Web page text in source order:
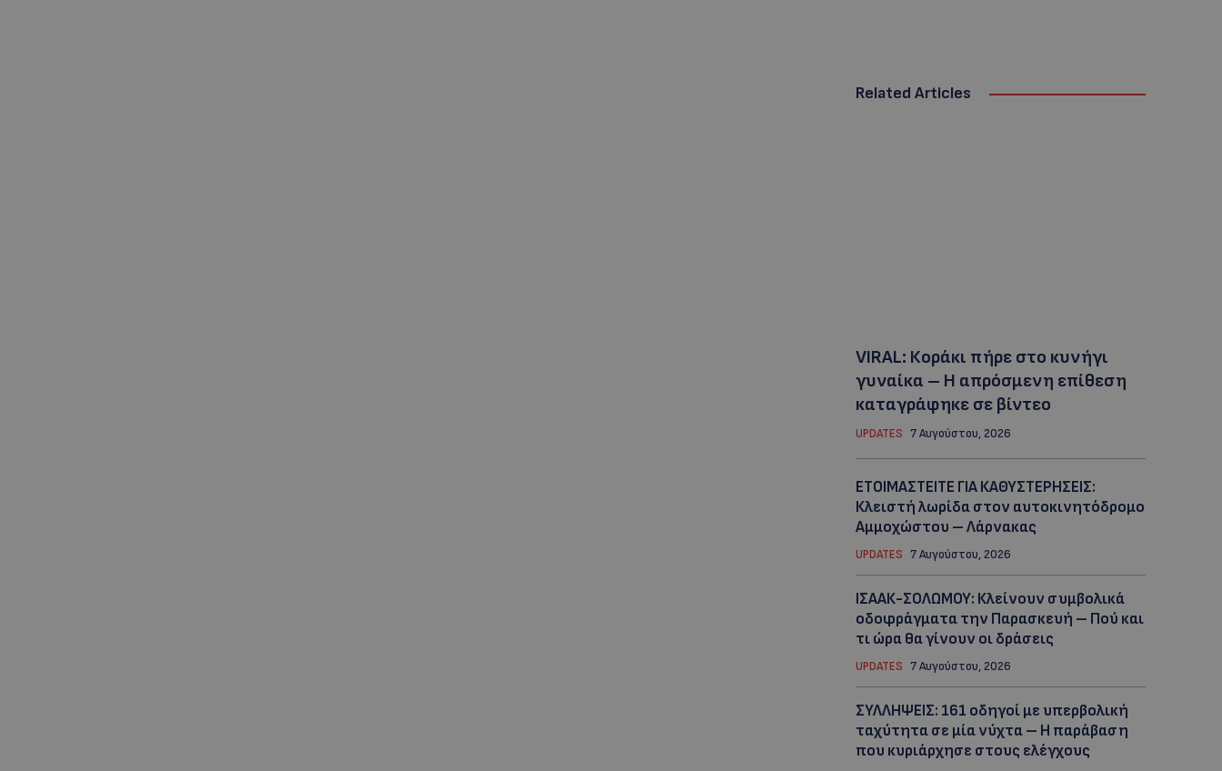
Related Articles
VIRAL: Κοράκι πήρε στο κυνήγι
γυναίκα – Η απρόσμενη επίθεση
καταγράφηκε σε βίντεο
UPDATES 7 Αυγούστου, 2026
ΕΤΟΙΜΑΣΤΕΙΤΕ ΓΙΑ ΚΑΘΥΣΤΕΡΗΣΕΙΣ:
Κλειστή λωρίδα στον αυτοκινητόδρομο
Αμμοχώστου – Λάρνακας
UPDATES 7 Αυγούστου, 2026
ΙΣΑΑΚ-ΣΟΛΩΜΟΥ: Κλείνουν συμβολικά
οδοφράγματα την Παρασκευή – Πού και
τι ώρα θα γίνουν οι δράσεις
UPDATES 7 Αυγούστου, 2026
ΣΥΛΛΗΨΕΙΣ: 161 οδηγοί με υπερβολική
ταχύτητα σε μία νύχτα – Η παράβαση
που κυριάρχησε στους ελέγχους